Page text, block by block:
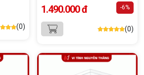
(0)
1.490.000 đ -6%
(0)